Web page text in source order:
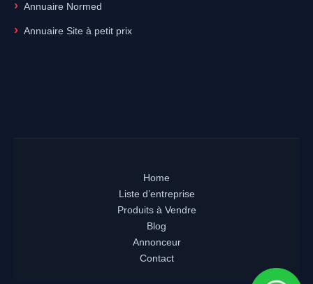
Annuaire Normed
Annuaire Site à petit prix
Home
Liste d’entreprise
Produits à Vendre
Blog
Annonceur
Contact